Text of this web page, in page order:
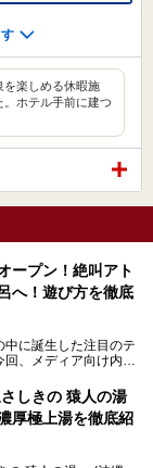
を楽しめる休暇施
ホテル手前に建つ
ープン！絶叫アト
へ！遊び方を徹底
に誕生した注目のテ
、メディア向け内覧
や料金、アクセス方
しきの 猿人の湯
厚極上湯を徹底紹